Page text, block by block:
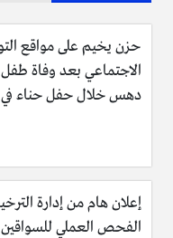
حزن يخيم على مواقع
الاجتماعي بعد وفاة
دهس خلال حفل حناء
إعلان هام من إدارة
الفحص العملي للسواقين